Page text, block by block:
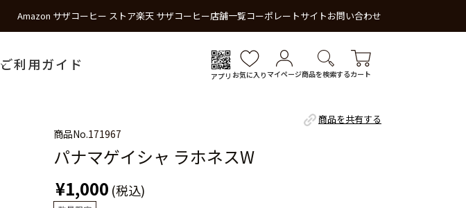
Amazon サザコーヒー ストア楽天 サザコーヒー店舗一覧コーポレートサイトお問い合わせ
ご利用ガイド
アプリ お気に入り マイページ商品を検索するカート
商品を共有する
商品No.171967
パナマゲイシャ ラホネスW
¥1,000 (税込)